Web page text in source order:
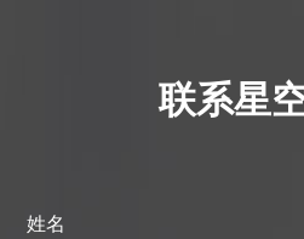
联系星
姓名